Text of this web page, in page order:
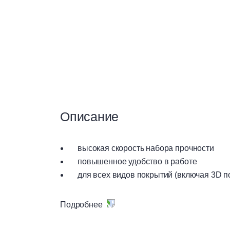
Материалы для сухого
Описание
высокая скорость набора прочности
повышенное удобство в работе
для всех видов покрытий (включая 3D
административные, торговые и
Подробнее